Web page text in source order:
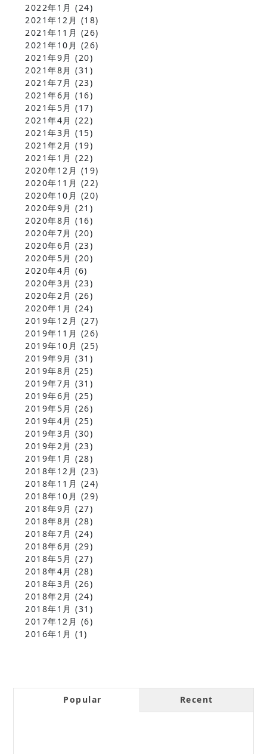
2022年1月 (24)
2021年12月 (18)
2021年11月 (26)
2021年10月 (26)
2021年9月 (20)
2021年8月 (31)
2021年7月 (23)
2021年6月 (16)
2021年5月 (17)
2021年4月 (22)
2021年3月 (15)
2021年2月 (19)
2021年1月 (22)
2020年12月 (19)
2020年11月 (22)
2020年10月 (20)
2020年9月 (21)
2020年8月 (16)
2020年7月 (20)
2020年6月 (23)
2020年5月 (20)
2020年4月 (6)
2020年3月 (23)
2020年2月 (26)
2020年1月 (24)
2019年12月 (27)
2019年11月 (26)
2019年10月 (25)
2019年9月 (31)
2019年8月 (25)
2019年7月 (31)
2019年6月 (25)
2019年5月 (26)
2019年4月 (25)
2019年3月 (30)
2019年2月 (23)
2019年1月 (28)
2018年12月 (23)
2018年11月 (24)
2018年10月 (29)
2018年9月 (27)
2018年8月 (28)
2018年7月 (24)
2018年6月 (29)
2018年5月 (27)
2018年4月 (28)
2018年3月 (26)
2018年2月 (24)
2018年1月 (31)
2017年12月 (6)
2016年1月 (1)
Popular Recent